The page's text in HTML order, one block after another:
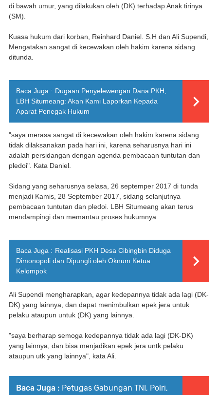
di bawah umur, yang dilakukan oleh (DK) terhadap Anak tirinya
(SM).
Kuasa hukum dari korban, Reinhard Daniel. S.H dan Ali Supendi,
Mengatakan sangat di kecewakan oleh hakim karena sidang
ditunda.
Baca Juga : Dugaan Penyelewengan Dana PKH,
LBH Situmeang: Akan Kami Laporkan Kepada
Aparat Penegak Hukum
"saya merasa sangat di kecewakan oleh hakim karena sidang
tidak dilaksanakan pada hari ini, karena seharusnya hari ini
adalah persidangan dengan agenda pembacaan tuntutan dan
pledoi". Kata Daniel.
Sidang yang seharusnya selasa, 26 septemper 2017 di tunda
menjadi Kamis, 28 September 2017, sidang selanjutnya
pembacaan tuntutan dan pledoi. LBH Situmeang akan terus
mendampingi dan memantau proses hukumnya.
Baca Juga : Realisasi PKH Desa Cibingbin Diduga
Dimonopoli dan Dipungli oleh Oknum Ketua
Kelompok
Ali Supendi mengharapkan, agar kedepannya tidak ada lagi (DK-
DK) yang lainnya, dan dapat menimbulkan epek jera untuk
pelaku ataupun untuk (DK) yang lainnya.
"saya berharap semoga kedepannya tidak ada lagi (DK-DK)
yang lainnya, dan bisa menjadikan epek jera untk pelaku
ataupun utk yang lainnya", kata Ali.
Baca Juga : Petugas Gabungan TNI, Polri,